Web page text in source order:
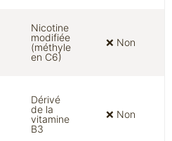
Nicotine
modifiée
(méthyle
en C6)
❌ Non
Dérivé
de la
vitamine
B3
❌ Non